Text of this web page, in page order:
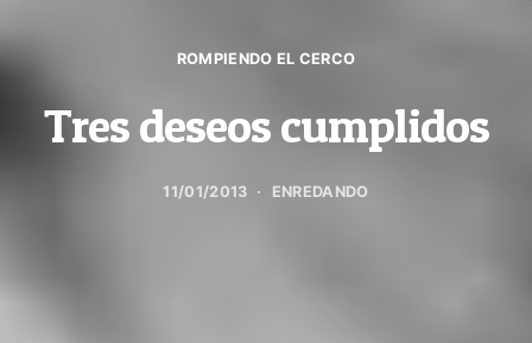
ROMPIENDO EL CERCO
Tres deseos cumplidos
11/01/2013 ENREDANDO